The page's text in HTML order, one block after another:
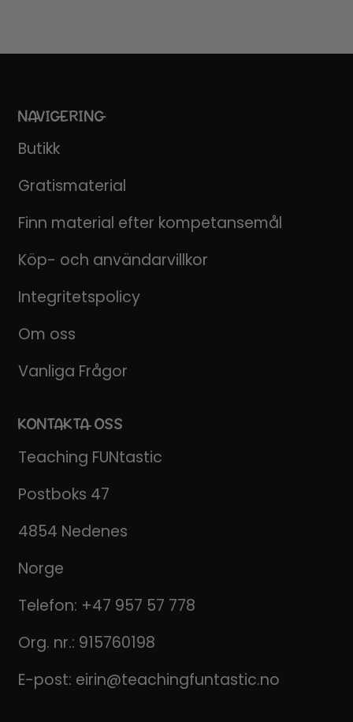
NAVIGERING
Butikk
Gratismaterial
Finn material efter kompetansemål
Köp- och användarvillkor
Integritetspolicy
Om oss
Vanliga Frågor
KONTAKTA OSS
Teaching FUNtastic
Postboks 47
4854 Nedenes
Norge
Telefon: +47 957 57 778
Org. nr.: 915760198
E-post: eirin@teachingfuntastic.no